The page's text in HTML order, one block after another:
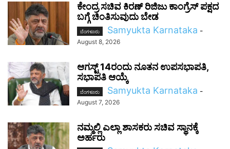
ಕೇಂದ್ರ ಸಚಿವ ಕಿರಣ್ ರಿಜಿಜು ಕಾಂಗ್ರೆಸ್ ಪಕ್ಷದ
ಬಗ್ಗೆ ಚಿಂತಿಸುವುದು ಬೇಡ
ಬೆಂಗಳೂರು Samyukta Karnataka -
August 8, 2026
ಆಗಸ್ಟ್ 14ರಂದು ನೂತನ ಉಪಸಭಾಪತಿ,
ಸಭಾಪತಿ ಆಯ್ಕೆ
ಬೆಂಗಳೂರು Samyukta Karnataka -
August 7, 2026
ನಮ್ಮಲ್ಲಿ ಎಲ್ಲಾ ಶಾಸಕರು ಸಚಿವ ಸ್ಥಾನಕ್ಕೆ
ಅರ್ಹರು